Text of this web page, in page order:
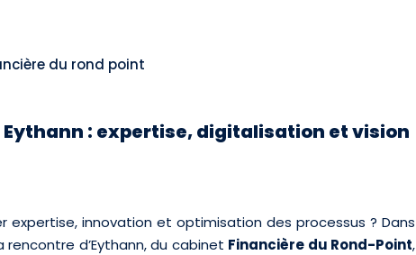
du rond point
: expertise, digitalisation et vision
innovation et optimisation des processus ? Dans
d’Eythann, du cabinet Financière du Rond-Point,